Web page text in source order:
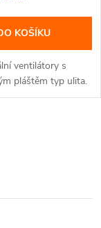
KOŠÍKU
ventilátory s
pláštěm typ ulita.